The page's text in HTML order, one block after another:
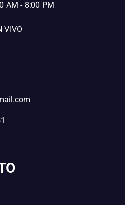
AM - 8:00 PM
VIVO